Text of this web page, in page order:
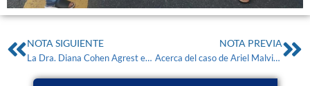
NOTA SIGUIENTE
La Dra. Diana Cohen Agrest estuvo en «Terapia de Noticias» en LN+
NOTA PREVIA
Acerca del caso de Ariel Malvino, asesinado por «los hijos del poder»